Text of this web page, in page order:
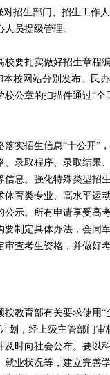
招生部门、招生工作
员提级管理。
要扎实做好招生章程
校网站分别发布。民
公章的扫描件通过“全
实招生信息“十公开”
录取程序、录取结果
息。强化特殊类型招
育类专业、高水平运
示。所有申请享受高
制定具体办法，会同
查考生资格，并做好
教育部有关要求使用“
划，经上级主管部门审
时向社会公布。要以
业状况等，建立完善